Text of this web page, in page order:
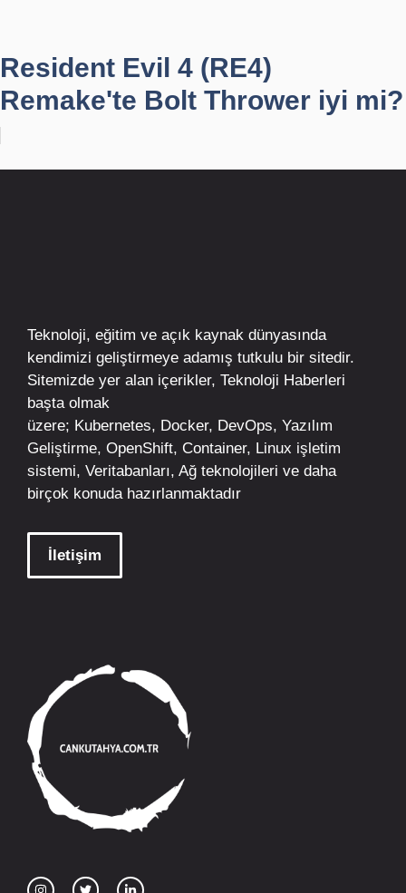
Resident Evil 4 (RE4)
Remake'te Bolt Thrower iyi mi?
Teknoloji, eğitim ve açık kaynak dünyasında
kendimizi geliştirmeye adamış tutkulu bir sitedir.
Sitemizde yer alan içerikler, Teknoloji Haberleri
başta olmak
üzere; Kubernetes, Docker, DevOps, Yazılım
Geliştirme, OpenShift, Container, Linux işletim
sistemi, Veritabanları, Ağ teknolojileri ve daha
birçok konuda hazırlanmaktadır
İletişim